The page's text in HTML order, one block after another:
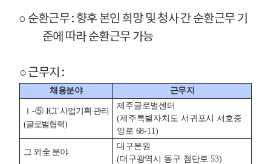
○ 순환근무 : 향후 본인 희망 및 청사 간 순환근무 기
준에 따라 순환근무 가능
○ 근무지 :
채용분야 근무지
Ⅰ-⑤ ICT 사업기획·관리
(글로벌협력)
제주글로벌센터
(제주특별자치도 서귀포시 서호중
앙로 68-11)
그 외 全 분야
대구본원
(대구광역시 동구 첨단로 53)